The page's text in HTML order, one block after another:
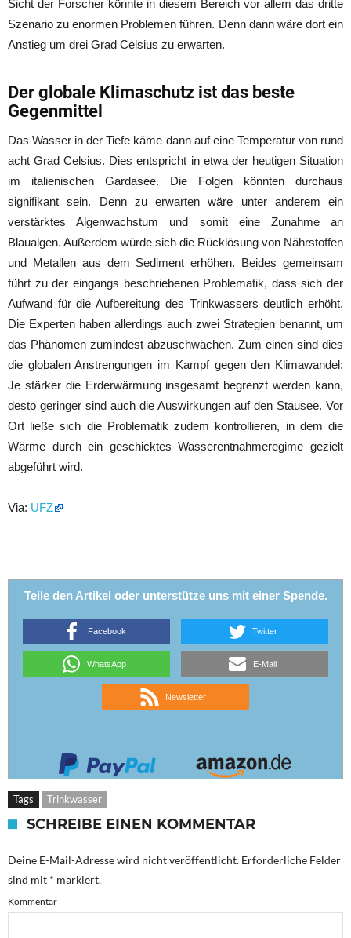
Sicht der Forscher könnte in diesem Bereich vor allem das dritte
Szenario zu enormen Problemen führen. Denn dann wäre dort ein
Anstieg um drei Grad Celsius zu erwarten.
Der globale Klimaschutz ist das beste
Gegenmittel
Das Wasser in der Tiefe käme dann auf eine Temperatur von rund
acht Grad Celsius. Dies entspricht in etwa der heutigen Situation
im italienischen Gardasee. Die Folgen könnten durchaus
signifikant sein. Denn zu erwarten wäre unter anderem ein
verstärktes Algenwachstum und somit eine Zunahme an
Blaualgen. Außerdem würde sich die Rücklösung von Nährstoffen
und Metallen aus dem Sediment erhöhen. Beides gemeinsam
führt zu der eingangs beschriebenen Problematik, dass sich der
Aufwand für die Aufbereitung des Trinkwassers deutlich erhöht.
Die Experten haben allerdings auch zwei Strategien benannt, um
das Phänomen zumindest abzuschwächen. Zum einen sind dies
die globalen Anstrengungen im Kampf gegen den Klimawandel:
Je stärker die Erderwärmung insgesamt begrenzt werden kann,
desto geringer sind auch die Auswirkungen auf den Stausee. Vor
Ort ließe sich die Problematik zudem kontrollieren, in dem die
Wärme durch ein geschicktes Wasserentnahmeregime gezielt
abgeführt wird.
Via: UFZ
Teile den Artikel oder unterstütze uns mit einer Spende.
Facebook Twitter
WhatsApp E-Mail
Newsletter
Tags Trinkwasser
SCHREIBE EINEN KOMMENTAR
Deine E-Mail-Adresse wird nicht veröffentlicht. Erforderliche Felder
sind mit * markiert.
Kommentar